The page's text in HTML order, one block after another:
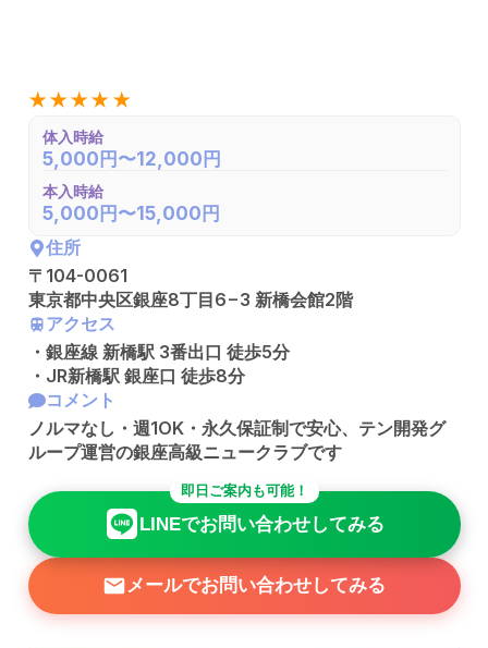
★★★★★
体入時給
5,000円〜12,000円
本入時給
5,000円〜15,000円
住所
〒104-0061
東京都中央区銀座8丁目6−3 新橋会館2階
アクセス
・銀座線 新橋駅 3番出口 徒歩5分
・JR新橋駅 銀座口 徒歩8分
コメント
ノルマなし・週1OK・永久保証制で安心、テン開発グ
ループ運営の銀座高級ニュークラブです
即日ご案内も可能！
LINEでお問い合わせしてみる
メールでお問い合わせしてみる